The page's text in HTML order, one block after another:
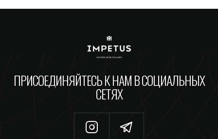
ПРИСОЕДИНЯЙТЕСЬ К НАМ В СОЦИАЛЬНЫХ
СЕТЯХ